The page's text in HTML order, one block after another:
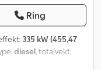
Ring
335 kW (455,47
diesel, totalvekt: